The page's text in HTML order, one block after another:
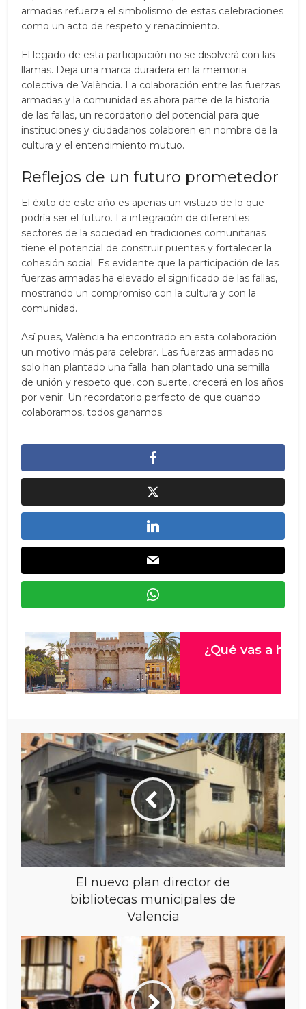
armadas refuerza el simbolismo de estas celebraciones
como un acto de respeto y renacimiento.
El legado de esta participación no se disolverá con las
llamas. Deja una marca duradera en la memoria
colectiva de València. La colaboración entre las fuerzas
armadas y la comunidad es ahora parte de la historia
de las fallas, un recordatorio del potencial para que
instituciones y ciudadanos colaboren en nombre de la
cultura y el entendimiento mutuo.
Reflejos de un futuro prometedor
El éxito de este año es apenas un vistazo de lo que
podría ser el futuro. La integración de diferentes
sectores de la sociedad en tradiciones comunitarias
tiene el potencial de construir puentes y fortalecer la
cohesión social. Es evidente que la participación de las
fuerzas armadas ha elevado el significado de las fallas,
mostrando un compromiso con la cultura y con la
comunidad.
Así pues, València ha encontrado en esta colaboración
un motivo más para celebrar. Las fuerzas armadas no
solo han plantado una falla; han plantado una semilla
de unión y respeto que, con suerte, crecerá en los años
por venir. Un recordatorio perfecto de que cuando
colaboramos, todos ganamos.
El nuevo plan director de
bibliotecas municipales de
Valencia